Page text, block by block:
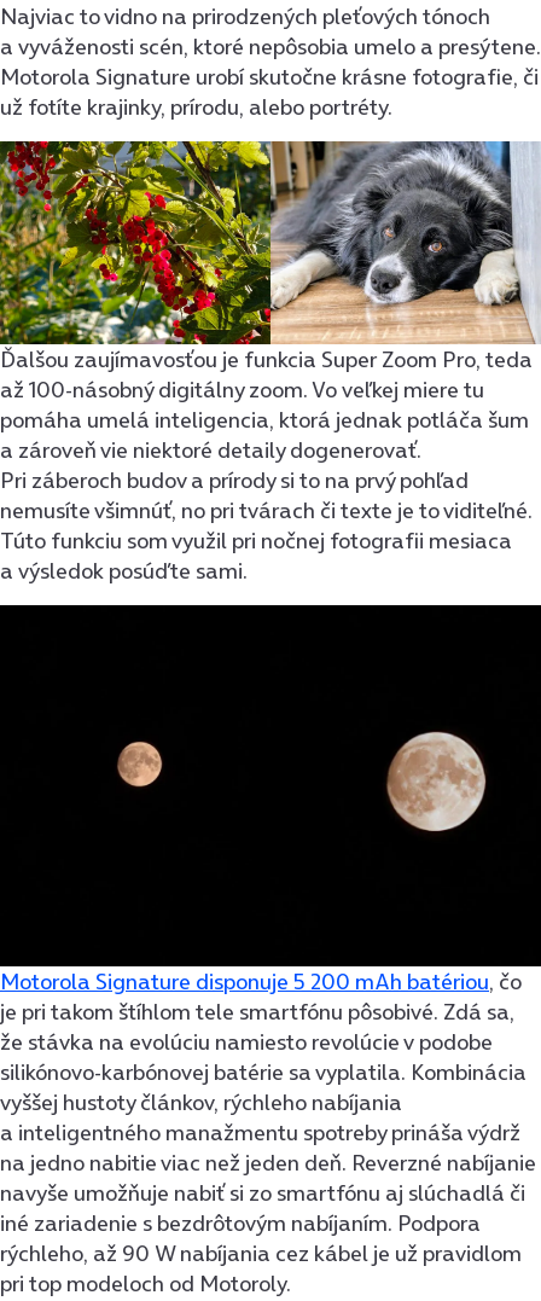
Najviac to vidno na prirodzených pleťových tónoch
a vyváženosti scén, ktoré nepôsobia umelo a presýtene.
Motorola Signature urobí skutočne krásne fotografie, či
už fotíte krajinky, prírodu, alebo portréty.
Ďalšou zaujímavosťou je funkcia Super Zoom Pro, teda
až 100-násobný digitálny zoom. Vo veľkej miere tu
pomáha umelá inteligencia, ktorá jednak potláča šum
a zároveň vie niektoré detaily dogenerovať.
Pri záberoch budov a prírody si to na prvý pohľad
nemusíte všimnúť, no pri tvárach či texte je to viditeľné.
Túto funkciu som využil pri nočnej fotografii mesiaca
a výsledok posúďte sami.
Motorola Signature disponuje 5 200 mAh batériou, čo
je pri takom štíhlom tele smartfónu pôsobivé. Zdá sa,
že stávka na evolúciu namiesto revolúcie v podobe
silikónovo-karbónovej batérie sa vyplatila. Kombinácia
vyššej hustoty článkov, rýchleho nabíjania
a inteligentného manažmentu spotreby prináša výdrž
na jedno nabitie viac než jeden deň. Reverzné nabíjanie
navyše umožňuje nabiť si zo smartfónu aj slúchadlá či
iné zariadenie s bezdrôtovým nabíjaním. Podpora
rýchleho, až 90 W nabíjania cez kábel je už pravidlom
pri top modeloch od Motoroly.